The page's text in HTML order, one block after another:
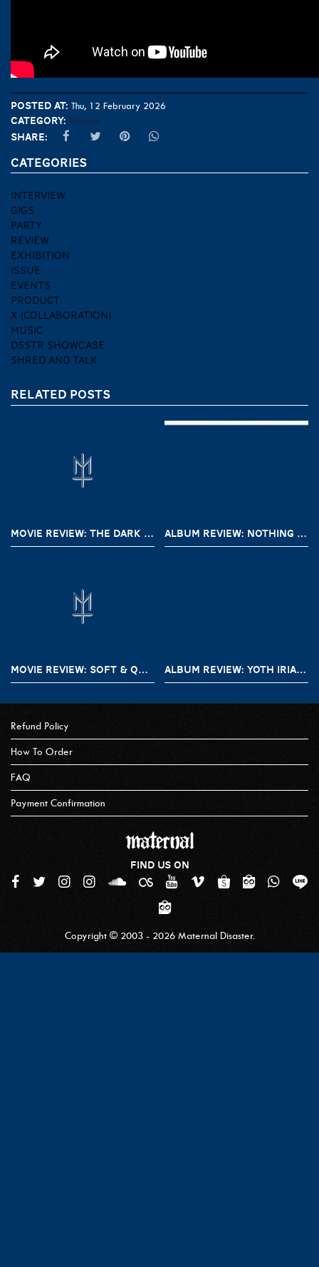
Posted at: Thu, 12 February 2026
Category: Review
Share:
CATEGORIES
INTERVIEW
GIGS
PARTY
REVIEW
EXHIBITION
ISSUE
EVENTS
PRODUCT
X (COLLABORATION)
MUSIC
DSSTR SHOWCASE
SHRED AND TALK
RELATED POSTS
MOVIE REVIEW: THE DARK AND THE WICKED (2020) ALBUM REVIEW: NOTHING – A SHORT HISTORY OF DECAY
MOVIE REVIEW: SOFT & QUIET (2022) ALBUM REVIEW: YOTH IRIA – GONE WITH THE DEVIL
Refund Policy
How To Order
FAQ
Payment Confirmation
FIND US ON
Copyright © 2003 - 2026 Maternal Disaster.